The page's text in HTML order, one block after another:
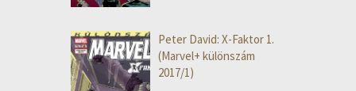
Peter David: X-Faktor 1.
(Marvel+ különszám
2017/1)